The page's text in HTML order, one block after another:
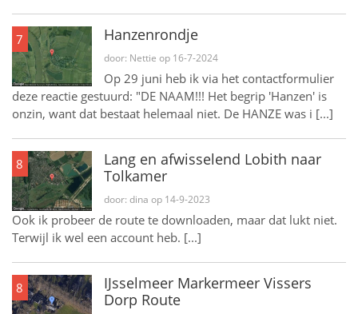
7 Hanzenrondje
door: Nettie op 16-7-2024
Op 29 juni heb ik via het contactformulier
deze reactie gestuurd: "DE NAAM!!! Het begrip 'Hanzen' is
onzin, want dat bestaat helemaal niet. De HANZE was i [...]
8
Lang en afwisselend Lobith naar
Tolkamer
door: dina op 14-9-2023
Ook ik probeer de route te downloaden, maar dat lukt niet.
Terwijl ik wel een account heb. [...]
8
IJsselmeer Markermeer Vissers
Dorp Route